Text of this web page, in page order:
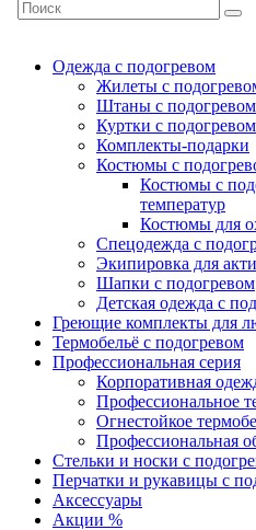
Одежда с подогревом
Жилеты с
Штаны с подогревом
Куртки с подогревом
Комплекты-подарки
Костюмы с
Костюмы с
температур
Костюмы для
Спецодежда с
Экипировка для
Шапки с подогревом
Детская одежда с
Греющие комплекты для
Термобельё с подогревом
Профессиональная серия
Корпоративная
Профессиональное
Огнестойкое
Профессиональная
Стельки и носки с
Перчатки и рукавицы с
Аксессуары
Акции %